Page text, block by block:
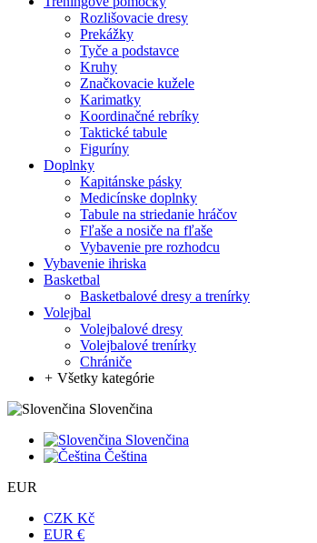
Rozlišovacie dresy
Prekážky
Tyče a podstavce
Kruhy
Značkovacie kužele
Karimatky
Koordinačné rebríky
Taktické tabule
Figuríny
Doplnky
Kapitánske pásky
Medicínske doplnky
Tabule na striedanie hráčov
Fľaše a nosiče na fľaše
Vybavenie pre rozhodcu
Vybavenie ihriska
Basketbal
Basketbalové dresy a trenírky
Volejbal
Volejbalové dresy
Volejbalové trenírky
Chrániče
+ Všetky kategórie
Slovenčina
Slovenčina
Čeština
EUR
CZK Kč
EUR €